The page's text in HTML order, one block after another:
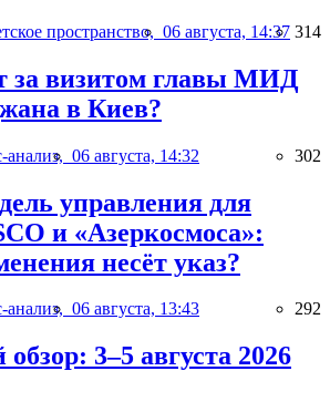
пространство, 06 августа, 14:37 314
за визитом главы МИД
в Киев?
анализ, 06 августа, 14:32 302
управления для
и «Азеркосмоса»:
несёт указ?
анализ, 06 августа, 13:43 292
3–5 августа 2026